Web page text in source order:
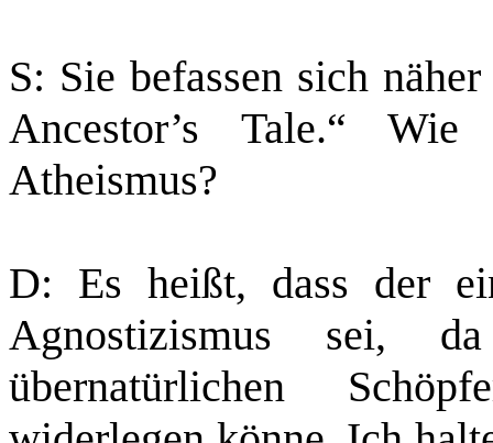
S: Sie befassen sich
Ancestor’s Tale.“
Atheismus?
D: Es heißt, dass der
Agnostizismus sei,
übernatürlichen